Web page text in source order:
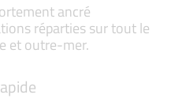
ancré
réparties sur tout le
et outre-mer.